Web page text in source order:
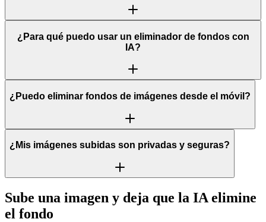
¿Para qué puedo usar un eliminador de fondos con
IA?
¿Puedo eliminar fondos de imágenes desde el móvil?
¿Mis imágenes subidas son privadas y seguras?
Sube una imagen y deja que la IA elimine
el fondo